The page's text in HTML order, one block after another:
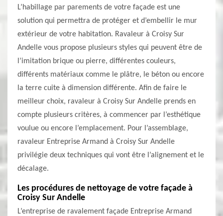
L’habillage par parements de votre façade est une
solution qui permettra de protéger et d’embellir le mur
extérieur de votre habitation. Ravaleur à Croisy Sur
Andelle vous propose plusieurs styles qui peuvent être de
l’imitation brique ou pierre, différentes couleurs,
différents matériaux comme le plâtre, le béton ou encore
la terre cuite à dimension différente. Afin de faire le
meilleur choix, ravaleur à Croisy Sur Andelle prends en
compte plusieurs critères, à commencer par l’esthétique
voulue ou encore l’emplacement. Pour l’assemblage,
ravaleur Entreprise Armand à Croisy Sur Andelle
privilégie deux techniques qui vont être l’alignement et le
décalage.
Les procédures de nettoyage de votre façade à
Croisy Sur Andelle
L’entreprise de ravalement façade Entreprise Armand